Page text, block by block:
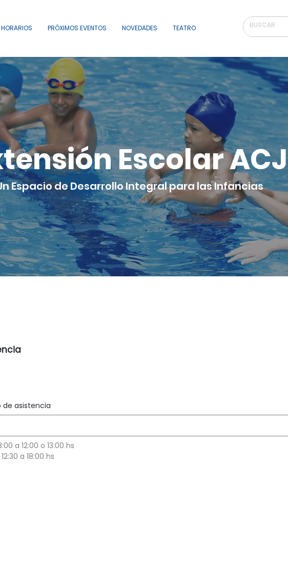
HORARIOS PRÓXIMOS EVENTOS NOVEDADES TEATRO
Escolar ACJ
Espacio de Desarrollo Integral para las Infancias
de asistencia
a 12:00 o 13:00 hs
a 18:00 hs